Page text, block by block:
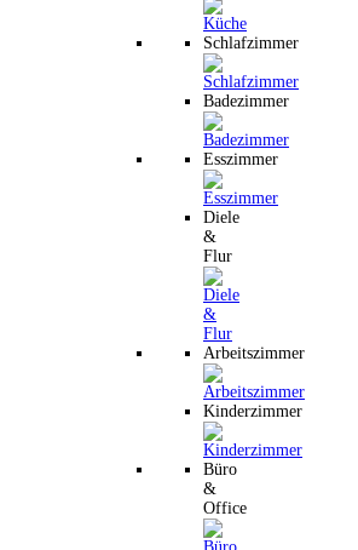
Schlafzimmer
Badezimmer
Esszimmer
Diele
&
Flur
Arbeitszimmer
Kinderzimmer
Büro
&
Office